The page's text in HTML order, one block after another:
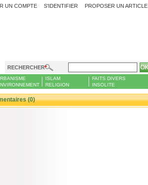
PROPOSER UN ARTICLE
UN COMPTE S'IDENTIFIER
RECHERCHER
ISLAM
RELIGION
FAITS DIVERS
INSOLITE
(0)